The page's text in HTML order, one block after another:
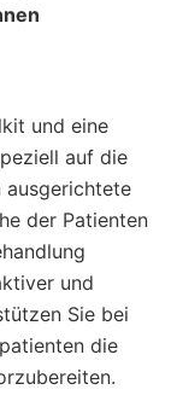
und eine
auf die
ausgerichtete
der Patienten
und
Sie bei
die